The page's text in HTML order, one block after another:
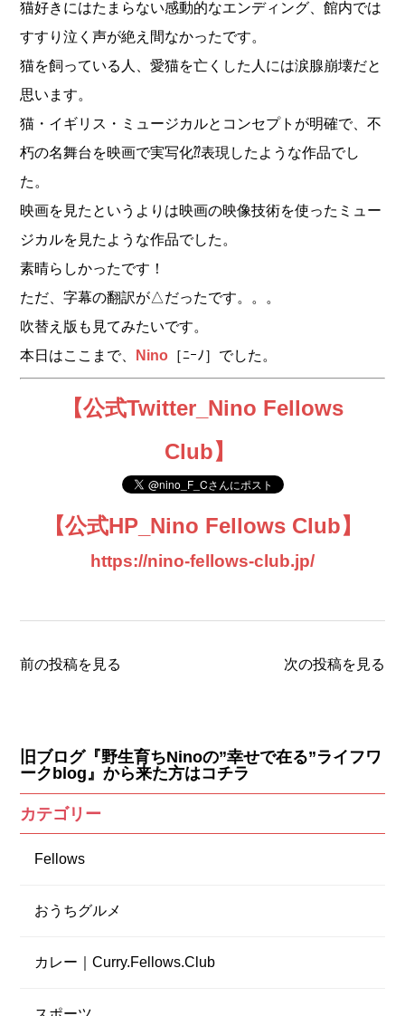
猫好きにはたまらない感動的なエンディング、館内では
すすり泣く声が絶え間なかったです。
猫を飼っている人、愛猫を亡くした人には涙腺崩壊だと
思います。
猫・イギリス・ミュージカルとコンセプトが明確で、不
朽の名舞台を映画で実写化⁇表現したような作品でし
た。
映画を見たというよりは映画の映像技術を使ったミュー
ジカルを見たような作品でした。
素晴らしかったです！
ただ、字幕の翻訳が△だったです。。。
吹替え版も見てみたいです。
本日はここまで、
Nino ［ﾆｰﾉ］でした。
【公式Twitter_Nino Fellows
Club】
【公式HP_Nino Fellows Club】
https://nino-fellows-club.jp/
前の投稿を見る 次の投稿を見る
旧ブログ『野生育ちNinoの”幸せで在る”ライフワ
ークblog』から来た方はコチラ
カテゴリー
Fellows
おうちグルメ
カレー｜Curry.Fellows.Club